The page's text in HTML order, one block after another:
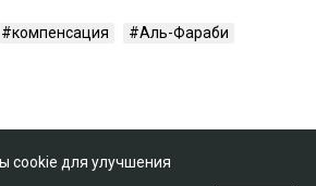
компенсация Аль-Фараби
cookie для улучшения